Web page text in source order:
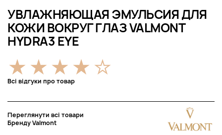
УВЛАЖНЯЮЩАЯ ЭМУЛЬСИЯ ДЛЯ
КОЖИ ВОКРУГ ГЛАЗ VALMONT
HYDRA3 EYE
Всі відгуки про товар
Переглянути всі товари
Бренду Valmont